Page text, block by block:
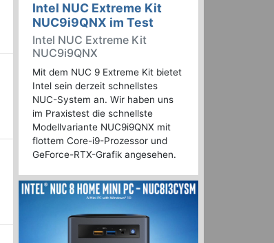
Intel NUC Extreme Kit
NUC9i9QNX im Test
Intel NUC Extreme Kit
NUC9i9QNX
Mit dem NUC 9 Extreme Kit bietet
Intel sein derzeit schnellstes
NUC-System an. Wir haben uns
im Praxistest die schnellste
Modellvariante NUC9i9QNX mit
flottem Core-i9-Prozessor und
GeForce-RTX-Grafik angesehen.